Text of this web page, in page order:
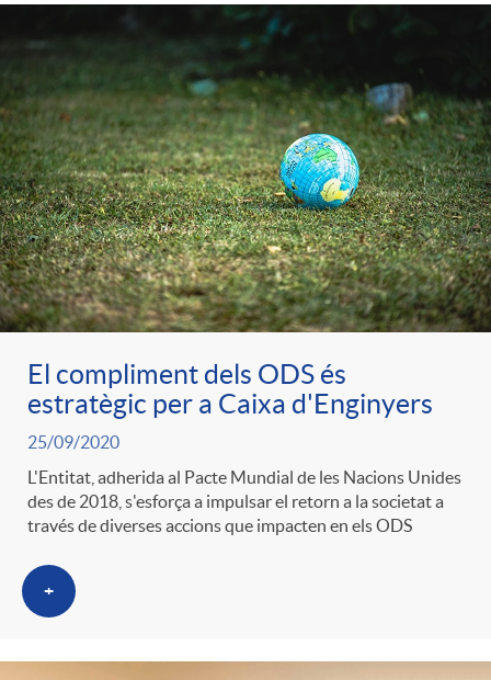
r
o
C
a
t
e
g
o
r
g
u
t
s
El compliment dels ODS és
estratègic per a Caixa d'Enginyers
25/09/2020
L'Entitat, adherida al Pacte Mundial de les Nacions Unides
des de 2018, s'esforça a impulsar el retorn a la societat a
través de diverses accions que impacten en els ODS
+